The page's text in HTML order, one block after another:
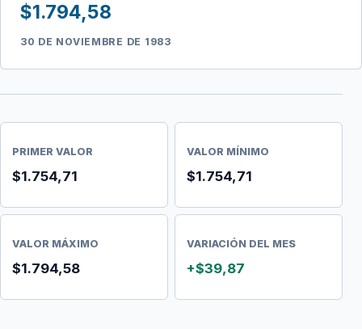
$1.794,58
30 DE NOVIEMBRE DE 1983
PRIMER VALOR
$1.754,71
VALOR MÍNIMO
$1.754,71
VALOR MÁXIMO
$1.794,58
VARIACIÓN DEL MES
+$39,87